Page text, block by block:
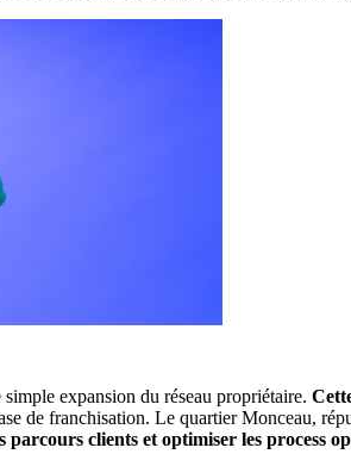
expansion du réseau propriétaire.
de franchisation. Le quartier Monceau,
parcours clients et optimiser les process